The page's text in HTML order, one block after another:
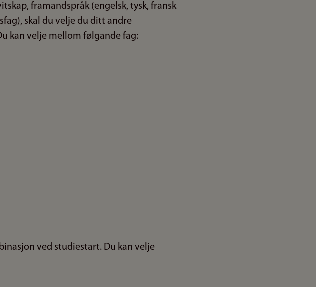
framandspråk (engelsk, tysk, fransk
skal du velje du ditt andre
kan velje mellom følgande fag:
ved studiestart. Du kan velje